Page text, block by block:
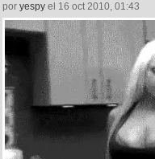
por yespy el 16 oct 2010, 01:43